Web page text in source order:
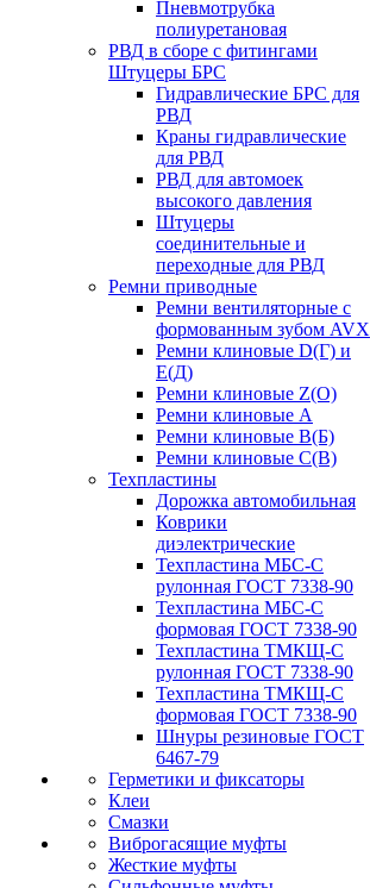
Пневмотрубка
полиуретановая
РВД в сборе с фитингами
Штуцеры БРС
Гидравлические БРС для
РВД
Краны гидравлические
для РВД
РВД для автомоек
высокого давления
Штуцеры
соединительные и
переходные для РВД
Ремни приводные
Ремни вентиляторные с
формованным зубом AVX
Ремни клиновые D(Г) и
Е(Д)
Ремни клиновые Z(О)
Ремни клиновые А
Ремни клиновые В(Б)
Ремни клиновые С(В)
Техпластины
Дорожка автомобильная
Коврики
диэлектрические
Техпластина МБС-С
рулонная ГОСТ 7338-90
Техпластина МБС-С
формовая ГОСТ 7338-90
Техпластина ТМКЩ-С
рулонная ГОСТ 7338-90
Техпластина ТМКЩ-С
формовая ГОСТ 7338-90
Шнуры резиновые ГОСТ
6467-79
Герметики и фиксаторы
Клеи
Смазки
Виброгасящие муфты
Жесткие муфты